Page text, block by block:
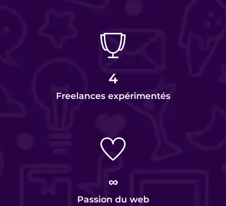
4
Freelances expérimentés
∞
Passion du web